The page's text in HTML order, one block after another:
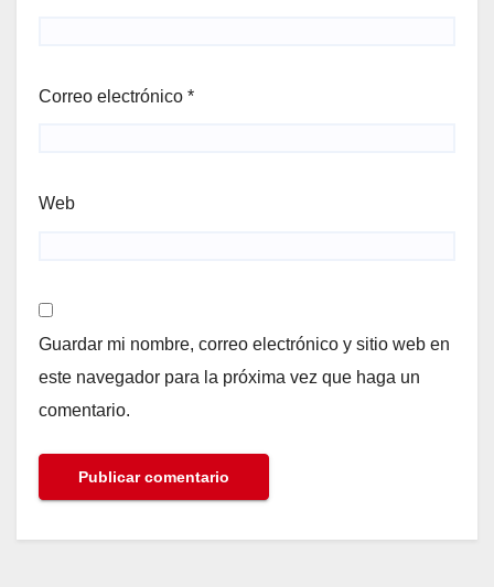
Correo electrónico *
Web
Guardar mi nombre, correo electrónico y sitio web en
este navegador para la próxima vez que haga un
comentario.